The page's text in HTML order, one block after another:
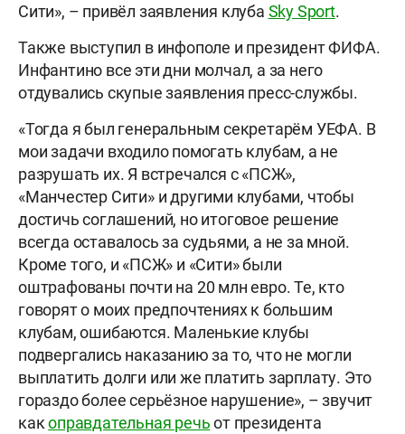
Сити», – привёл заявления клуба Sky Sport.
Также выступил в инфополе и президент ФИФА.
Инфантино все эти дни молчал, а за него
отдувались скупые заявления пресс-службы.
«Тогда я был генеральным секретарём УЕФА. В
мои задачи входило помогать клубам, а не
разрушать их. Я встречался с «ПСЖ»,
«Манчестер Сити» и другими клубами, чтобы
достичь соглашений, но итоговое решение
всегда оставалось за судьями, а не за мной.
Кроме того, и «ПСЖ» и «Сити» были
оштрафованы почти на 20 млн евро. Те, кто
говорят о моих предпочтениях к большим
клубам, ошибаются. Маленькие клубы
подвергались наказанию за то, что не могли
выплатить долги или же платить зарплату. Это
гораздо более серьёзное нарушение», – звучит
какоправдательная речьот президента